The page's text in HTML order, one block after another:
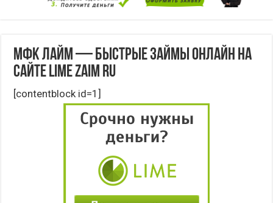
МФК Лайм — быстрые займы онлайн на
сайте Lime zaim ru
[contentblock id=1]